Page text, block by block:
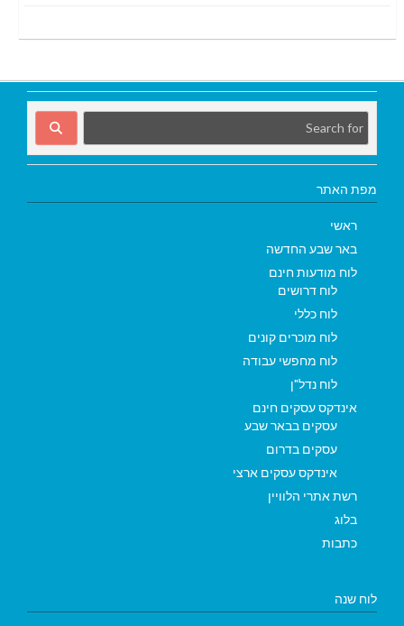
מפת האתר
ראשי
באר שבע החדשה
לוח מודעות חינם
לוח דרושים
לוח כללי
לוח מוכרים קונים
לוח מחפשי עבודה
לוח נדל"ן
אינדקס עסקים חינם
עסקים בבאר שבע
עסקים בדרום
אינדקס עסקים ארצי
רשת אתרי הלוויין
בלוג
כתבות
לוח שנה